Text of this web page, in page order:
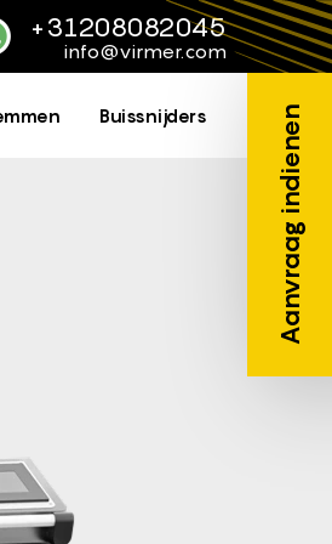
+31208082045
info@virmer.com
Buissnijders Aanvraag indienen